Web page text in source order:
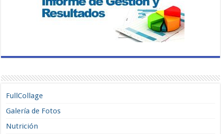
FullCollage
Galería de Fotos
Nutrición